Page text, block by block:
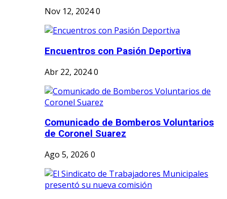
Nov 12, 20240
Encuentros con Pasión Deportiva
Abr 22, 20240
Comunicado de Bomberos Voluntarios
de Coronel Suarez
Ago 5, 2026 0